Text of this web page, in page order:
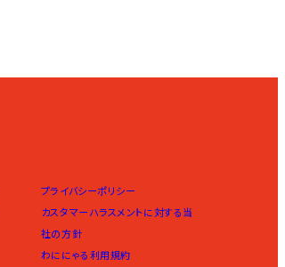
プライバシーポリシー
カスタマーハラスメントに対する当
社の方針
わににゃる利用規約